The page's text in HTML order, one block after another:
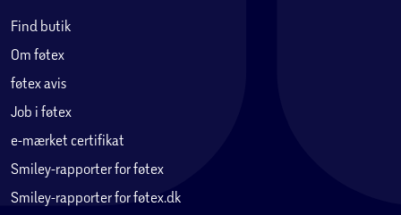
Find butik
Om føtex
føtex avis
Job i føtex
e-mærket certifikat
Smiley-rapporter for føtex
Smiley-rapporter for føtex.dk